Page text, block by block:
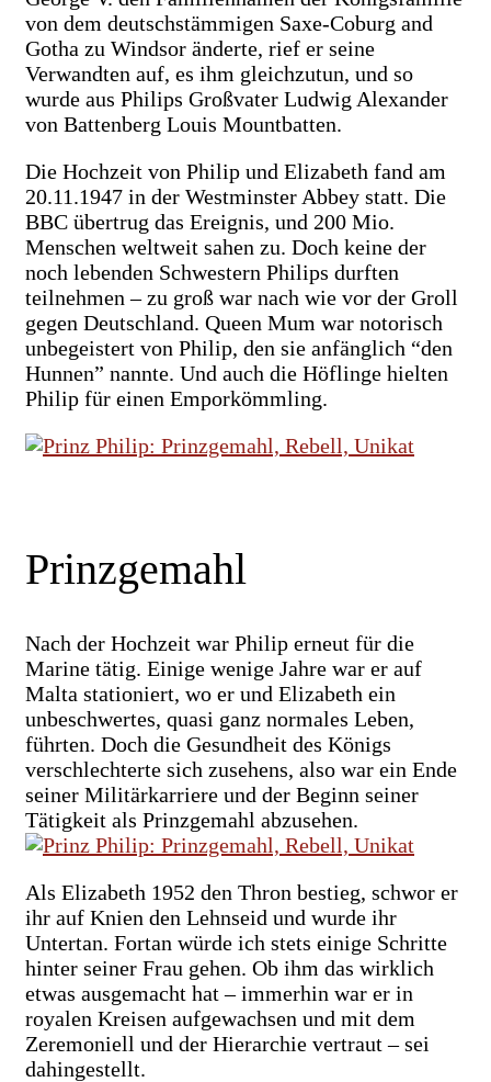
von dem deutschstämmigen Saxe-Coburg and
Gotha zu Windsor änderte, rief er seine
Verwandten auf, es ihm gleichzutun, und so
wurde aus Philips Großvater Ludwig Alexander
von Battenberg Louis Mountbatten.
Die Hochzeit von Philip und Elizabeth fand am
20.11.1947 in der Westminster Abbey statt. Die
BBC übertrug das Ereignis, und 200 Mio.
Menschen weltweit sahen zu. Doch keine der
noch lebenden Schwestern Philips durften
teilnehmen – zu groß war nach wie vor der Groll
gegen Deutschland. Queen Mum war notorisch
unbegeistert von Philip, den sie anfänglich “den
Hunnen” nannte. Und auch die Höflinge hielten
Philip für einen Emporkömmling.
Prinzgemahl
Nach der Hochzeit war Philip erneut für die
Marine tätig. Einige wenige Jahre war er auf
Malta stationiert, wo er und Elizabeth ein
unbeschwertes, quasi ganz normales Leben,
führten. Doch die Gesundheit des Königs
verschlechterte sich zusehens, also war ein Ende
seiner Militärkarriere und der Beginn seiner
Tätigkeit als Prinzgemahl abzusehen.
Als Elizabeth 1952 den Thron bestieg, schwor er
ihr auf Knien den Lehnseid und wurde ihr
Untertan. Fortan würde ich stets einige Schritte
hinter seiner Frau gehen. Ob ihm das wirklich
etwas ausgemacht hat – immerhin war er in
royalen Kreisen aufgewachsen und mit dem
Zeremoniell und der Hierarchie vertraut – sei
dahingestellt.